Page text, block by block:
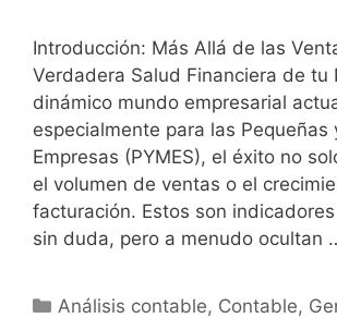
Introducción: Más Allá de las
Verdadera Salud Financiera de tu
dinámico mundo empresarial
especialmente para las Pequeñas
Empresas (PYMES), el éxito no
el volumen de ventas o el
facturación. Estos son
sin duda, pero a menudo ocultan
Categorías
Análisis contable, Contable,